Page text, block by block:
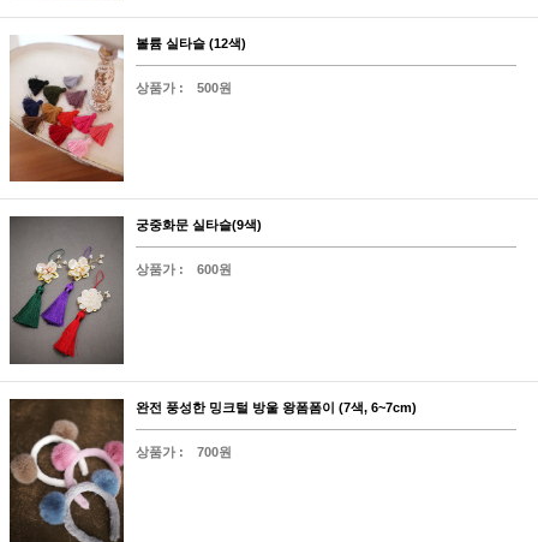
볼륨 실타슬 (12색)
상품가 : 500원
궁중화문 실타슬(9색)
상품가 : 600원
완전 풍성한 밍크털 방울 왕폼폼이 (7색, 6~7cm)
상품가 : 700원